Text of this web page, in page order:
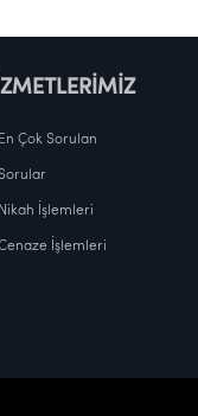
En Çok Sorulan
Nikah İşlemleri
İşlemleri